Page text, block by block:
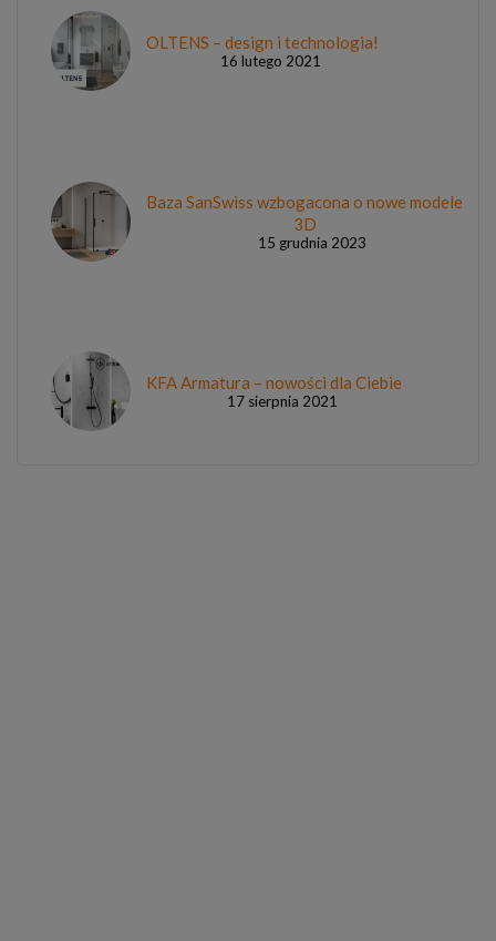
OLTENS – design i technologia!
16 lutego 2021
Baza SanSwiss wzbogacona o nowe modele
3D
15 grudnia 2023
KFA Armatura – nowości dla Ciebie
17 sierpnia 2021